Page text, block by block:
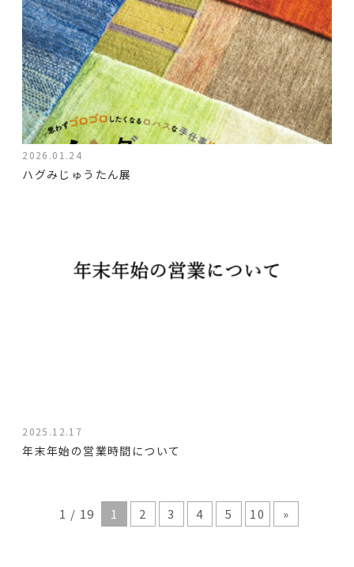
2026.01.24
ハグみじゅうたん展
2025.12.17
年末年始の営業時間について
1 / 19 1 2 3 4 5 10 »